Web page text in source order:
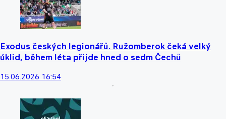
Exodus českých legionářů. Ružomberok čeká velký
úklid, během léta přijde hned o sedm Čechů
15.06.2026 16:54